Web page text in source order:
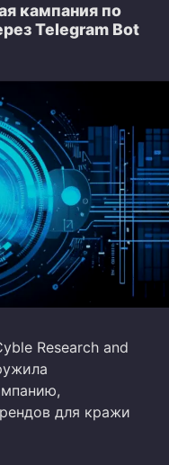
кампания по
Telegram Bot
Research and
для кражи